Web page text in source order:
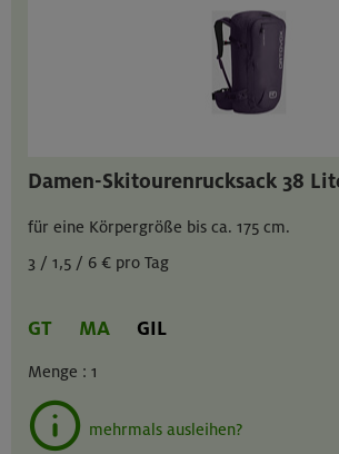
Damen-Skitourenrucksack 38
für eine Körpergröße bis ca. 175 cm.
3 / 1,5 / 6 € pro Tag
GT MA GIL
Menge : 1
mehrmals ausleihen?